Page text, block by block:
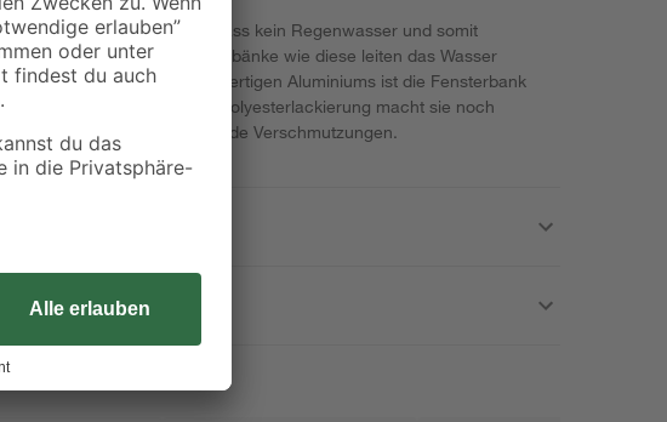
Fenster sorgen dafür, dass kein Regenwasser und somit
gelangt. Auch Fensterbänke wie diese leiten das Wasser
der Verarbeitung hochwertigen Aluminiums ist die Fensterbank
witterungsbeständig. Die Polyesterlackierung macht sie noch
anfällig für sich festsetzende Verschmutzungen.